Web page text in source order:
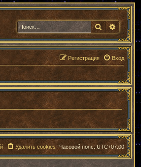
Поиск
Вход
Регистрация
Часовой пояс:UTC+07:00
Удалить cookies